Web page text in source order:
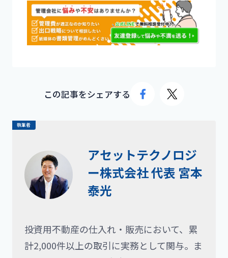
この記事をシェアする
執筆者
アセットテクノロジ
ー株式会社 代表 宮本
泰光
投資用不動産の仕入れ・販売において、累
計2,000件以上の取引に実務として関与。ま